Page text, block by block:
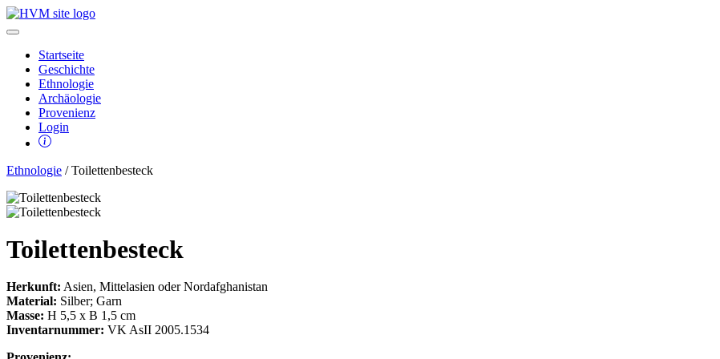
Startseite
Geschichte
Ethnologie
Archäologie
Provenienz
Login
Ethnologie / Toilettenbesteck
Toilettenbesteck
Herkunft: Asien, Mittelasien oder Nordafghanistan
Material: Silber; Garn
Masse: H 5,5 x B 1,5 cm
Inventarnummer: VK AsII 2005.1534